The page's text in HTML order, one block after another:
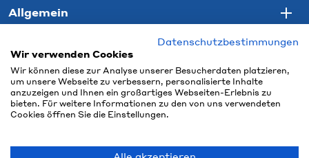
Allgemein
Datenschutzbestimmungen
Wir verwenden Cookies
Wir können diese zur Analyse unserer Besucherdaten platzieren,
um unsere Webseite zu verbessern, personalisierte Inhalte
anzuzeigen und Ihnen ein großartiges Webseiten-Erlebnis zu
bieten. Für weitere Informationen zu den von uns verwendeten
Cookies öffnen Sie die Einstellungen.